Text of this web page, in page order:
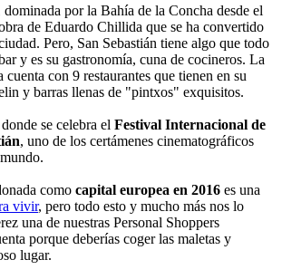
por la Bahía de la Concha desde el
de Eduardo Chillida que se ha convertido
Pero, San Sebastián tiene algo que todo
y es su gastronomía, cuna de cocineros. La
con 9 restaurantes que tienen en su
y barras llenas de "pintxos" exquisitos.
se celebra el Festival Internacional de
, uno de los certámenes cinematográficos
como capital europea en 2016 es una
vivir, pero todo esto y mucho más nos lo
una de nuestras Personal Shoppers
porque deberías coger las maletas y
lugar.